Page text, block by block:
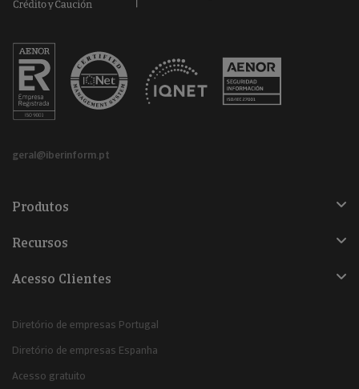
geral@iberinform.pt
Produtos
Recursos
Acesso Clientes
Diretório de empresas Portugal
Diretório de empresas Espanha
Acesso gratuito